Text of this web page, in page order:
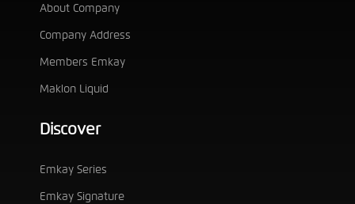
About Company
Company Address
Members Emkay
Maklon Liquid
Discover
Emkay Series
Emkay Signature